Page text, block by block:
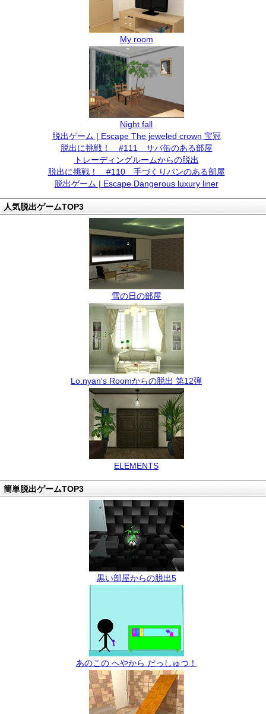
My room
Night fall
脱出ゲーム | Escape The jeweled crown 宝冠
脱出に挑戦！ #111 サバ缶のある部屋
トレーディングルームからの脱出
脱出に挑戦！ #110 手づくりパンのある部屋
脱出ゲーム | Escape Dangerous luxury liner
人気脱出ゲームTOP3
雪の日の部屋
Lo.nyan's Roomからの脱出 第12弾
ELEMENTS
簡単脱出ゲームTOP3
黒い部屋からの脱出5
あのこの へやから だっしゅつ！